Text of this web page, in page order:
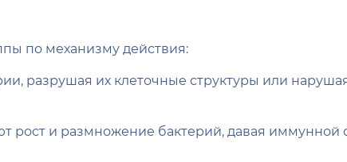
по механизму действия:
разрушая их клеточные структуры или
рост и размножение бактерий, давая иммунной